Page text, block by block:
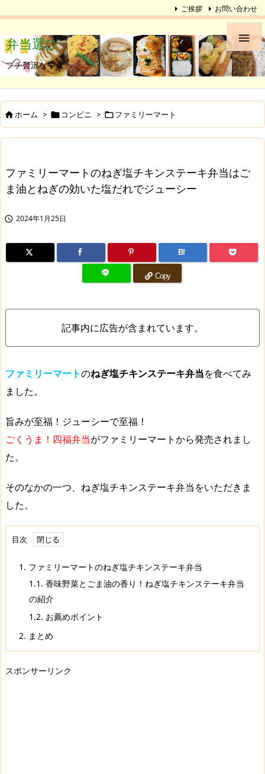

ご挨拶 お問い合わせ
弁当選び
プチ贅沢な中食
ホーム >  コンビニ > ファミリーマート
ファミリーマートのねぎ塩チキンステーキ弁当はご
ま油とねぎの効いた塩だれでジューシー
 2024年1月25日
B!
Copy
記事内に広告が含まれています。
ファミリーマートのねぎ塩チキンステーキ弁当を食べてみ
ました。
旨みが至福！ジューシーで至福！
ごくうま！四福弁当がファミリーマートから発売されまし
た。
そのなかの一つ、ねぎ塩チキンステーキ弁当をいただきま
した。
目次
1. ファミリーマートのねぎ塩チキンステーキ弁当
1.1. 香味野菜とごま油の香り！ねぎ塩チキンステーキ弁当
の紹介
1.2. お薦めポイント
2. まとめ
スポンサーリンク